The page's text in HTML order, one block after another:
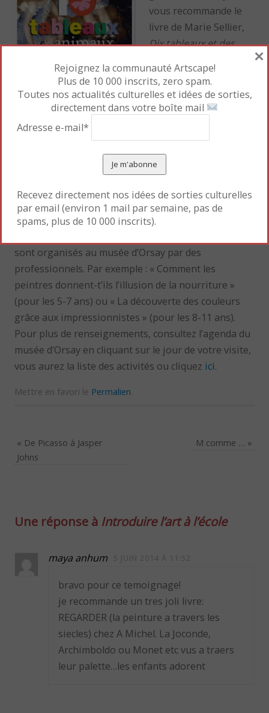
vous recommande le
livre de Marie Sellier,
Dix tableaux et des
Nathan, 2014, 45p.,
14,90€). L’enfant
regarde d’abord à travers des cercles un animal qui
se détache puis il tourne la page et découvre
l’oeuvre en entier. Renoir, Matisse, Chagall,
Magritte, Bosch, etc., sont représentés, avec une
thématique qui suscite évidemment l’intérêt de
l’enfant (les animaux, la mer, la nourriture) et éveille
son imagination.
sont organisés au musée d’Orsay par des
professionnels. Par exemple : « Comment les
peintres donnent-t’ils l’illusion de la nourriture »
(pour les 5-7 ans) ou « La découverte des couleurs
grâce aux impressionnistes » (pour les 8-11 ans).
Pour plus de renseignements, consultez l’agenda du
musée d’Orsay en cliquant sur le jour de votre visite,
vous aurez la liste des activités ou cliquez ici.
Mettre en favori le Permalien.
« De Picasso à Jasper
Johns
M comme … »
Une réponse à Introduire l’art à l’école
maya anhum 5 JUIN 2014 À 11:52
bravo pour ce temoignage!
je recommande un tres joli livre:
REGARDER (la peinture a travers les
siecles) chez A Michel. La Joconde,
Archimboldo ou Monet etc vus a traers
leur palette…les enfants adorent
Rejoignez la communauté Artscape!
Plus de 10 000 inscrits, zero spam.
Toutes nos actualités culturelles et idées de sorties,
directement dans votre boîte mail
Adresse e-mail*
Recevez directement nos idées de sorties culturelles
par email (environ 1 mail par semaine, pas de
spams, plus de 10 000 inscrits).
×